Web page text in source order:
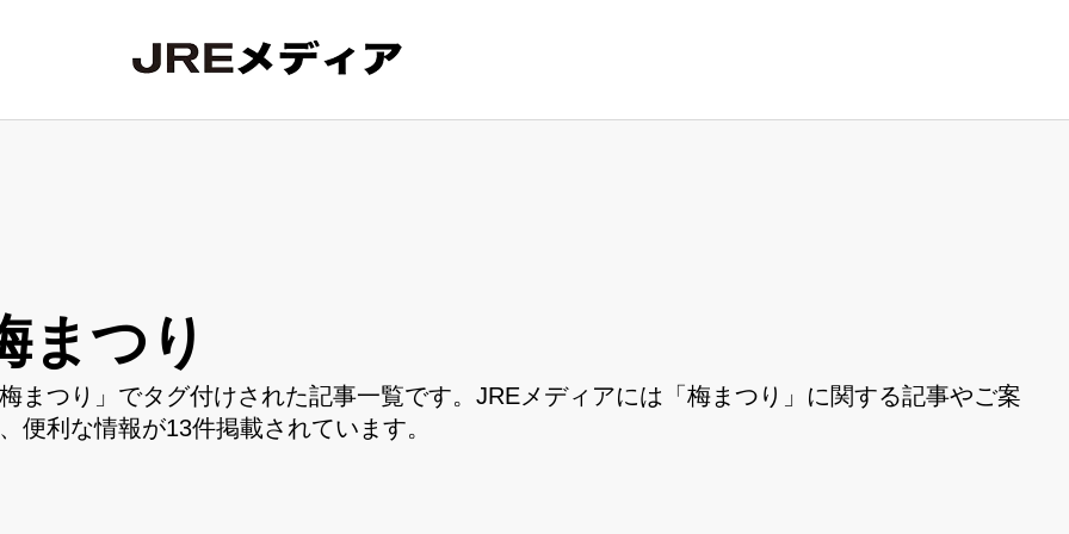
まつり
まつり」でタグ付けされた記事一覧です。JREメディアには「梅まつり」に関する記事やご案
便利な情報が13件掲載されています。